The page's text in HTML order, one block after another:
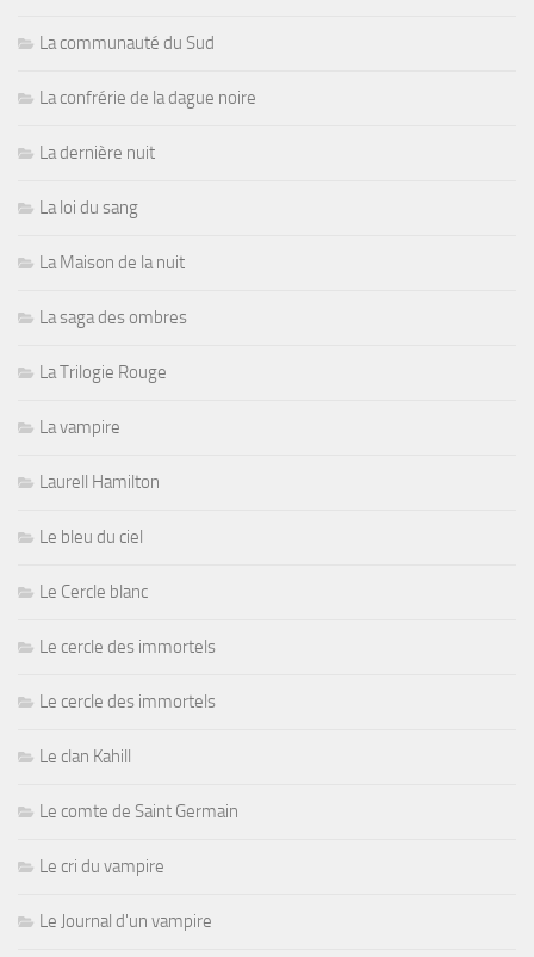
La communauté du Sud
La confrérie de la dague noire
La dernière nuit
La loi du sang
La Maison de la nuit
La saga des ombres
La Trilogie Rouge
La vampire
Laurell Hamilton
Le bleu du ciel
Le Cercle blanc
Le cercle des immortels
Le cercle des immortels
Le clan Kahill
Le comte de Saint Germain
Le cri du vampire
Le Journal d'un vampire